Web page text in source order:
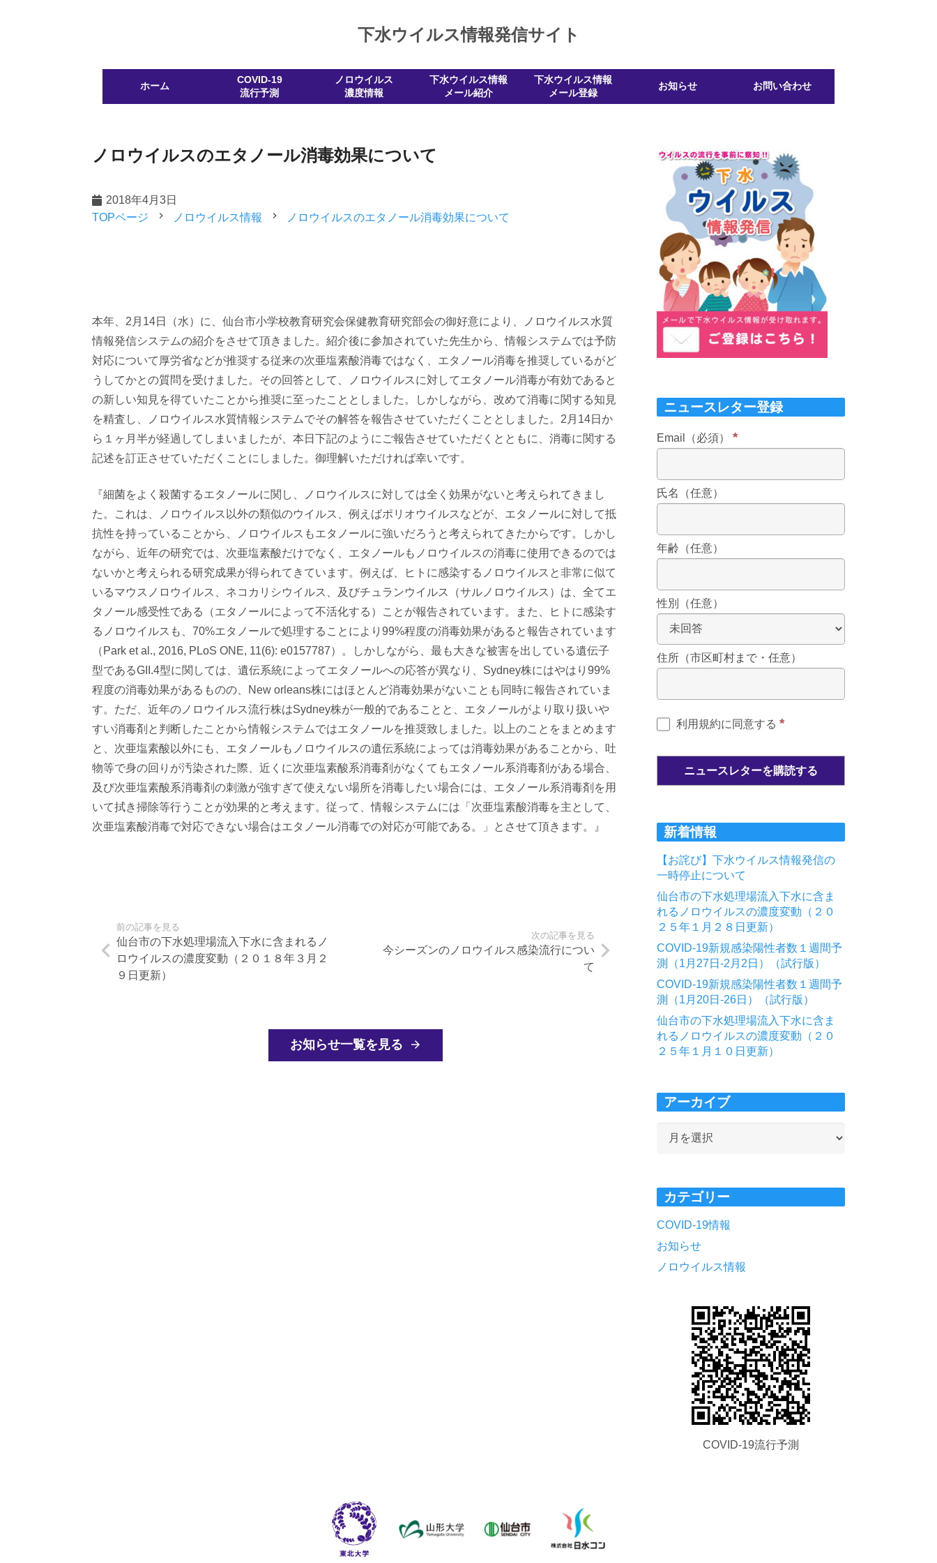
下水ウイルス情報発信サイト
ホーム
COVID-19
流行予測
ノロウイルス
濃度情報
下水ウイルス情報
メール紹介
下水ウイルス情報
メール登録
お知らせ お問い合わせ
ノロウイルスのエタノール消毒効果について
2018年4月3日
TOPページ
navigate_next ノロウイルス情報 navigate_next ノロウイルスのエタノール消毒効果について
本年、2月14日（水）に、 仙台市小学校教育研究会保健教育研究部会の御好意により、
ノロウイルス水質
情報発信システムの紹介をさせて頂きました。 紹介後に参加されていた先生から、情報システムでは予防
対応について厚労省などが推奨する従来の次亜塩素酸消毒ではなく、 エタノール消毒を推奨しているがど
うしてかとの質問を受けました 。その回答として、
ノロウイルスに対してエタノール消毒が有効であると
の新しい知見を得ていたことから推奨に至ったこととしました。しかしながら、 改めて消毒に関する知見
を精査し、
ノロウイルス水質情報システムでその解答を報告させていただくこ ととしました。 2月14日か
ら１ヶ月半が経過してしまいましたが、 本日下記のようにご報告させていただくとともに、 消毒に関する
記述を訂正させていただくことにしました。 御理解いただければ幸いです。
『細菌をよく殺菌するエタノールに関し、
ノロウイルスに対しては全く効果がないと考えられてきまし
た。
これは、ノロウイルス以外の類似のウイルス、 例えばポリオウイルスなどが、 エタノールに対して抵
抗性を持っていることから、
ノロウイルスもエタノールに強いだろうと考えられてきたからです。しかし
ながら、近年の研究では、次亜塩素酸だけでなく、 エタノールもノロウイルスの消毒に使用できるのでは
ないかと考え られる研究成果が得られてきています。例えば、
ヒトに感染するノロウイルスと非常に似て
いるマウスノロウイルス
、ネコカリシウイルス、及びチュランウイルス（サルノロウイルス）は、全てエ
タノール感受性である（エタノールによって不活化する）ことが報告されています。また、
ヒトに感染す
るノロウイルスも、70%エタノールで処理することにより99%程度の消毒効果があると報告されています
（Park et al., 2016, PLoS ONE, 11(6): e0157787）。しかしながら、 最も大きな被害を出している遺伝子
型であるGII.4型に関しては、遺伝系統によってエタノールへの応答が異なり、 Sydney株にはやはり99%
程度の消毒効果があるものの、
New orleans株にはほとんど消毒効果がないことも同時に報告さ れていま
す。ただ、 近年のノロウイルス流行株はSydney株が一般的であることと
エタノールがより取り扱いや
すい消毒剤と判断したことから情報システムではエタノールを推奨致しました。
以上のことをまとめます
と、次亜塩素酸以外にも、 エタノールもノロウイルスの遺伝系統によっては消毒効果があるこ とから、吐
物等で身の回りが汚染された際、 近くに次亜塩素酸系消毒剤がなくてもエタノール系消毒剤がある場合、
及び次亜塩素酸系消毒剤の刺激が強すぎて使えない場所を消毒したい場合には、 エタノール系消毒剤を用
いて拭き掃除等行うことが効果的と考えま す。従って、情報システムには「次亜塩素酸消毒を主として、
次亜塩素酸消毒で対応できない場合はエタノール消毒での対応が可能である。」とさせて頂きます。』
前の記事を見る
仙台市の下水処理場流入下水に含まれるノ
ロウイルスの濃度変動（２０１８年３月２
９日更新）
次の記事を見る
今シーズンのノロウイルス感染流行につい
て
お知らせ一覧を見る arrow_forward
ニュースレター登録
Email（必須） *
氏名（任意）
年齢（任意）
性別（任意）
住所（市区町村まで・任意）
利用規約に同意する *
新着情報
【お詫び】下水ウイルス情報発信の
一時停止について
仙台市の下水処理場流入下水に含ま
れるノロウイルスの濃度変動（２０
２５年１月２８日更新）
COVID-19新規感染陽性者数１週間予
測（1月27日-2月2日）（試行版）
COVID-19新規感染陽性者数１週間予
測（1月20日-26日）（試行版）
仙台市の下水処理場流入下水に含ま
れるノロウイルスの濃度変動（２０
２５年１月１０日更新）
アーカイブ
イ
ブ
カテゴリー
COVID-19情報
お知らせ
ノロウイルス情報
COVID-19流行予測